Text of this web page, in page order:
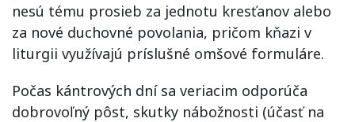
nesú tému prosieb za jednotu kresťanov alebo
za nové duchovné povolania, pričom kňazi v
liturgii využívajú príslušné omšové formuláre.
Počas kántrových dní sa veriacim odporúča
dobrovoľný pôst, skutky nábožnosti (účasť na